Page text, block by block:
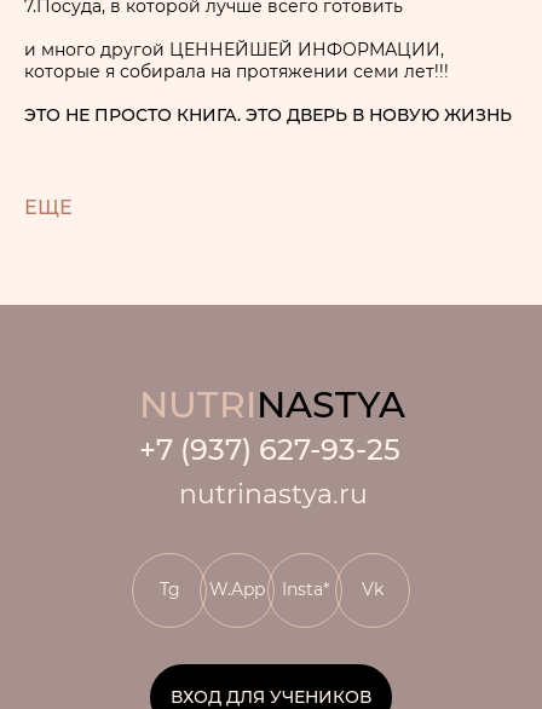
7.Посуда, в которой лучше всего готовить
и много другой ЦЕННЕЙШЕЙ ИНФОРМАЦИИ,
которые я собирала на протяжении семи лет!!!
ЭТО НЕ ПРОСТО КНИГА. ЭТО ДВЕРЬ В НОВУЮ ЖИЗНЬ
ЕЩЕ
ВХОД ДЛЯ УЧЕНИКОВ
NUTRINASTYA
+7 (937) 627-93-25
nutrinastya.ru
Tg W.App Insta* Vk